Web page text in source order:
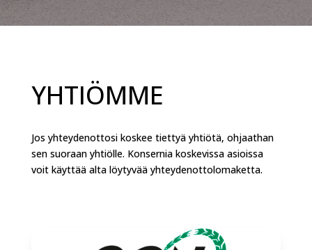
YHTIÖMME
Jos yhteydenottosi koskee tiettyä yhtiötä, ohjaathan
sen suoraan yhtiölle. Konsernia koskevissa asioissa
voit käyttää alta löytyvää yhteydenottolomaketta.